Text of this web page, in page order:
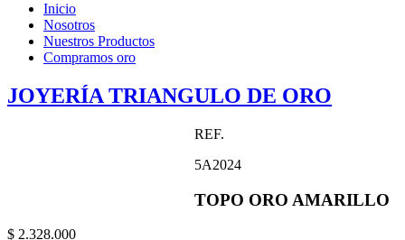
Inicio
Nosotros
Nuestros Productos
Compramos oro
JOYERÍA TRIANGULO DE ORO
REF.
5A2024
TOPO ORO AMARILLO
$ 2.328.000